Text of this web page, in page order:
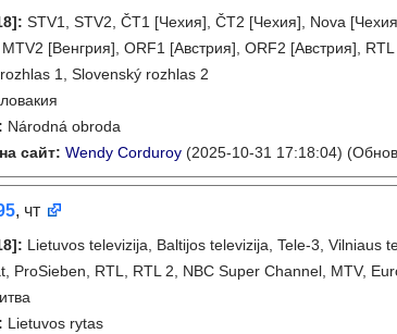
: STV1, STV2, ČT1 [Чехия], ČT2 [Чехия], Nova
[Венгрия], ORF1 [Австрия], ORF2 [Австрия],
1, Slovenský rozhlas 2
Národná obroda
сайт: Wendy Corduroy (2025-10-31 17:18:04)
, чт
: Lietuvos televizija, Baltijos televizija, Tele-3, Vilniaus
ProSieben, RTL, RTL 2, NBC Super Channel, MTV,
Lietuvos rytas